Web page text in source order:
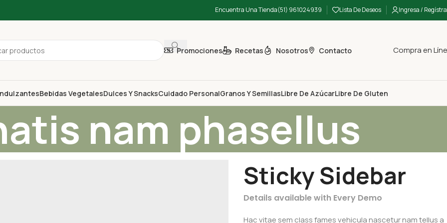
Encuentra Una Tienda(51) 961024939 Lista De Deseos Ingresa /
Promociones Recetas Nosotros Contacto Compra en
Bebidas VegetalesDulces Y SnacksCuidado PersonalGranos Y SemillasLibre De AzúcarLibre De Gluten
nam phasellus
Sticky Sidebar
Details available with Every Demo
Hac vitae sem class fames vehicula nascetur nam tellus a